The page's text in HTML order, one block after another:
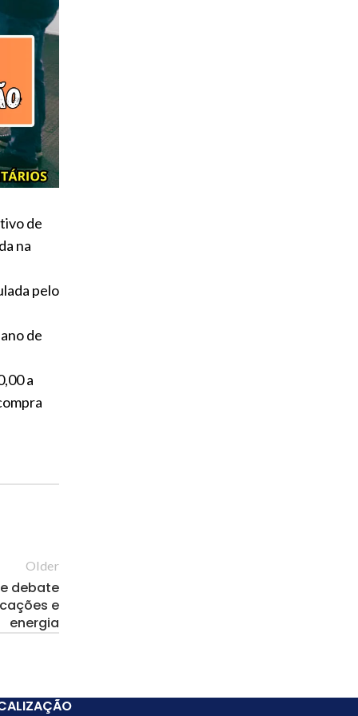
de
na
pelo
de
a
Older
debate
e
energia